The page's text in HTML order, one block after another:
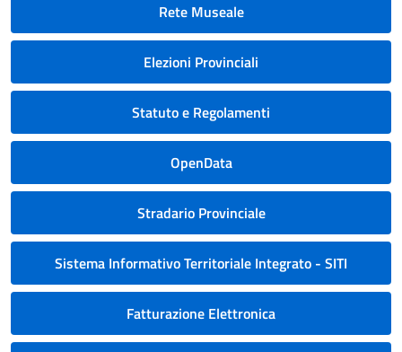
Rete Museale
Elezioni Provinciali
Statuto e Regolamenti
OpenData
Stradario Provinciale
Sistema Informativo Territoriale Integrato - SITI
Fatturazione Elettronica